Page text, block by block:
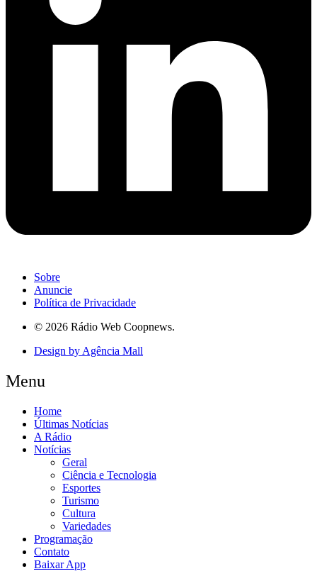
Sobre
Anuncie
Política de Privacidade
© 2026 Rádio Web Coopnews.
Design by Agência Mall
Menu
Home
Últimas Notícias
A Rádio
Notícias
Geral
Ciência e Tecnologia
Esportes
Turismo
Cultura
Variedades
Programação
Contato
Baixar App